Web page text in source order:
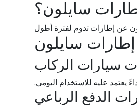
سايلون؟
عن إطارات تدوم لفترة أطول
سايلون
سيارات الركاب
يعتمد عليه للاستخدام اليومي.
الدفع الرباعي